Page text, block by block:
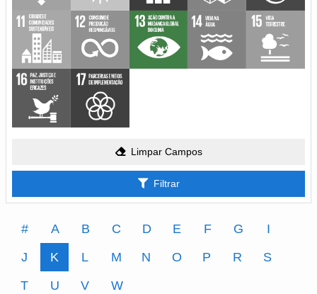
Limpar Campos
Filtrar
# A B C D E F G
I
J
K L M N O P R
S
T
U V W